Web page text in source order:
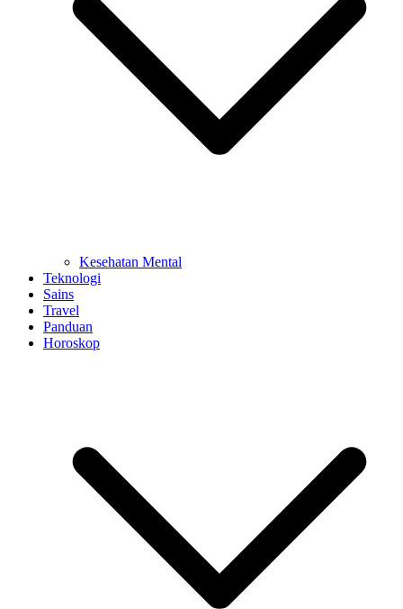
Kesehatan Mental
Teknologi
Sains
Travel
Panduan
Horoskop